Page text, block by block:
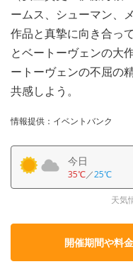
ームス、シューマン、
作品と真摯に向き合っ
とベートーヴェンの大
ートーヴェンの不屈の
共感しよう。
情報提供：イベントバンク
今日
35℃／25℃
天気
開催期間や料